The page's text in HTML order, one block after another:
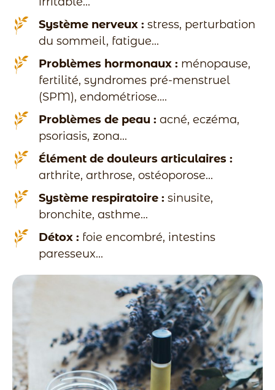
Système nerveux : stress, perturbation
du sommeil, fatigue...
Problèmes hormonaux : ménopause,
fertilité, syndromes pré-menstruel
(SPM), endométriose....
Problèmes de peau : acné, eczéma,
psoriasis, zona...
Élément de douleurs articulaires :
arthrite, arthrose, ostéoporose...
Système respiratoire : sinusite,
bronchite, asthme...
Détox : foie encombré, intestins
paresseux...